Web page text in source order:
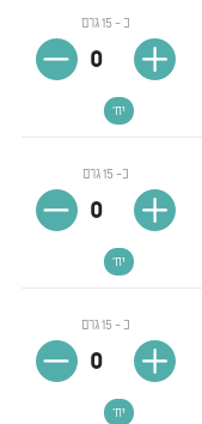
כ - 15 גרם
יח'
0
כ- 15 גרם
יח'
0
כ - 15 גרם
יח'
0